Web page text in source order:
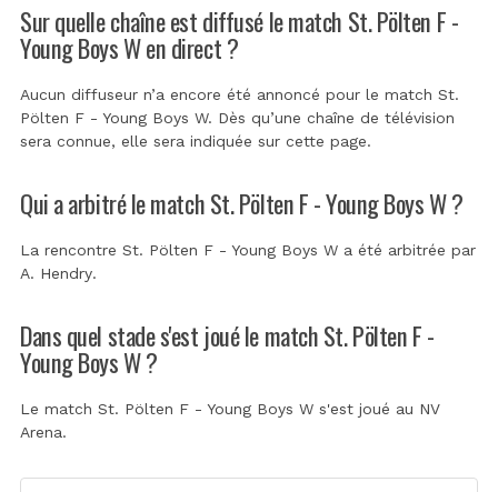
Sur quelle chaîne est diffusé le match St. Pölten F -
Young Boys W en direct ?
Aucun diffuseur n’a encore été annoncé pour le match St.
Pölten F - Young Boys W. Dès qu’une chaîne de télévision
sera connue, elle sera indiquée sur cette page.
Qui a arbitré le match St. Pölten F - Young Boys W ?
La rencontre St. Pölten F - Young Boys W a été arbitrée par
A. Hendry.
Dans quel stade s'est joué le match St. Pölten F -
Young Boys W ?
Le match St. Pölten F - Young Boys W s'est joué au NV
Arena.